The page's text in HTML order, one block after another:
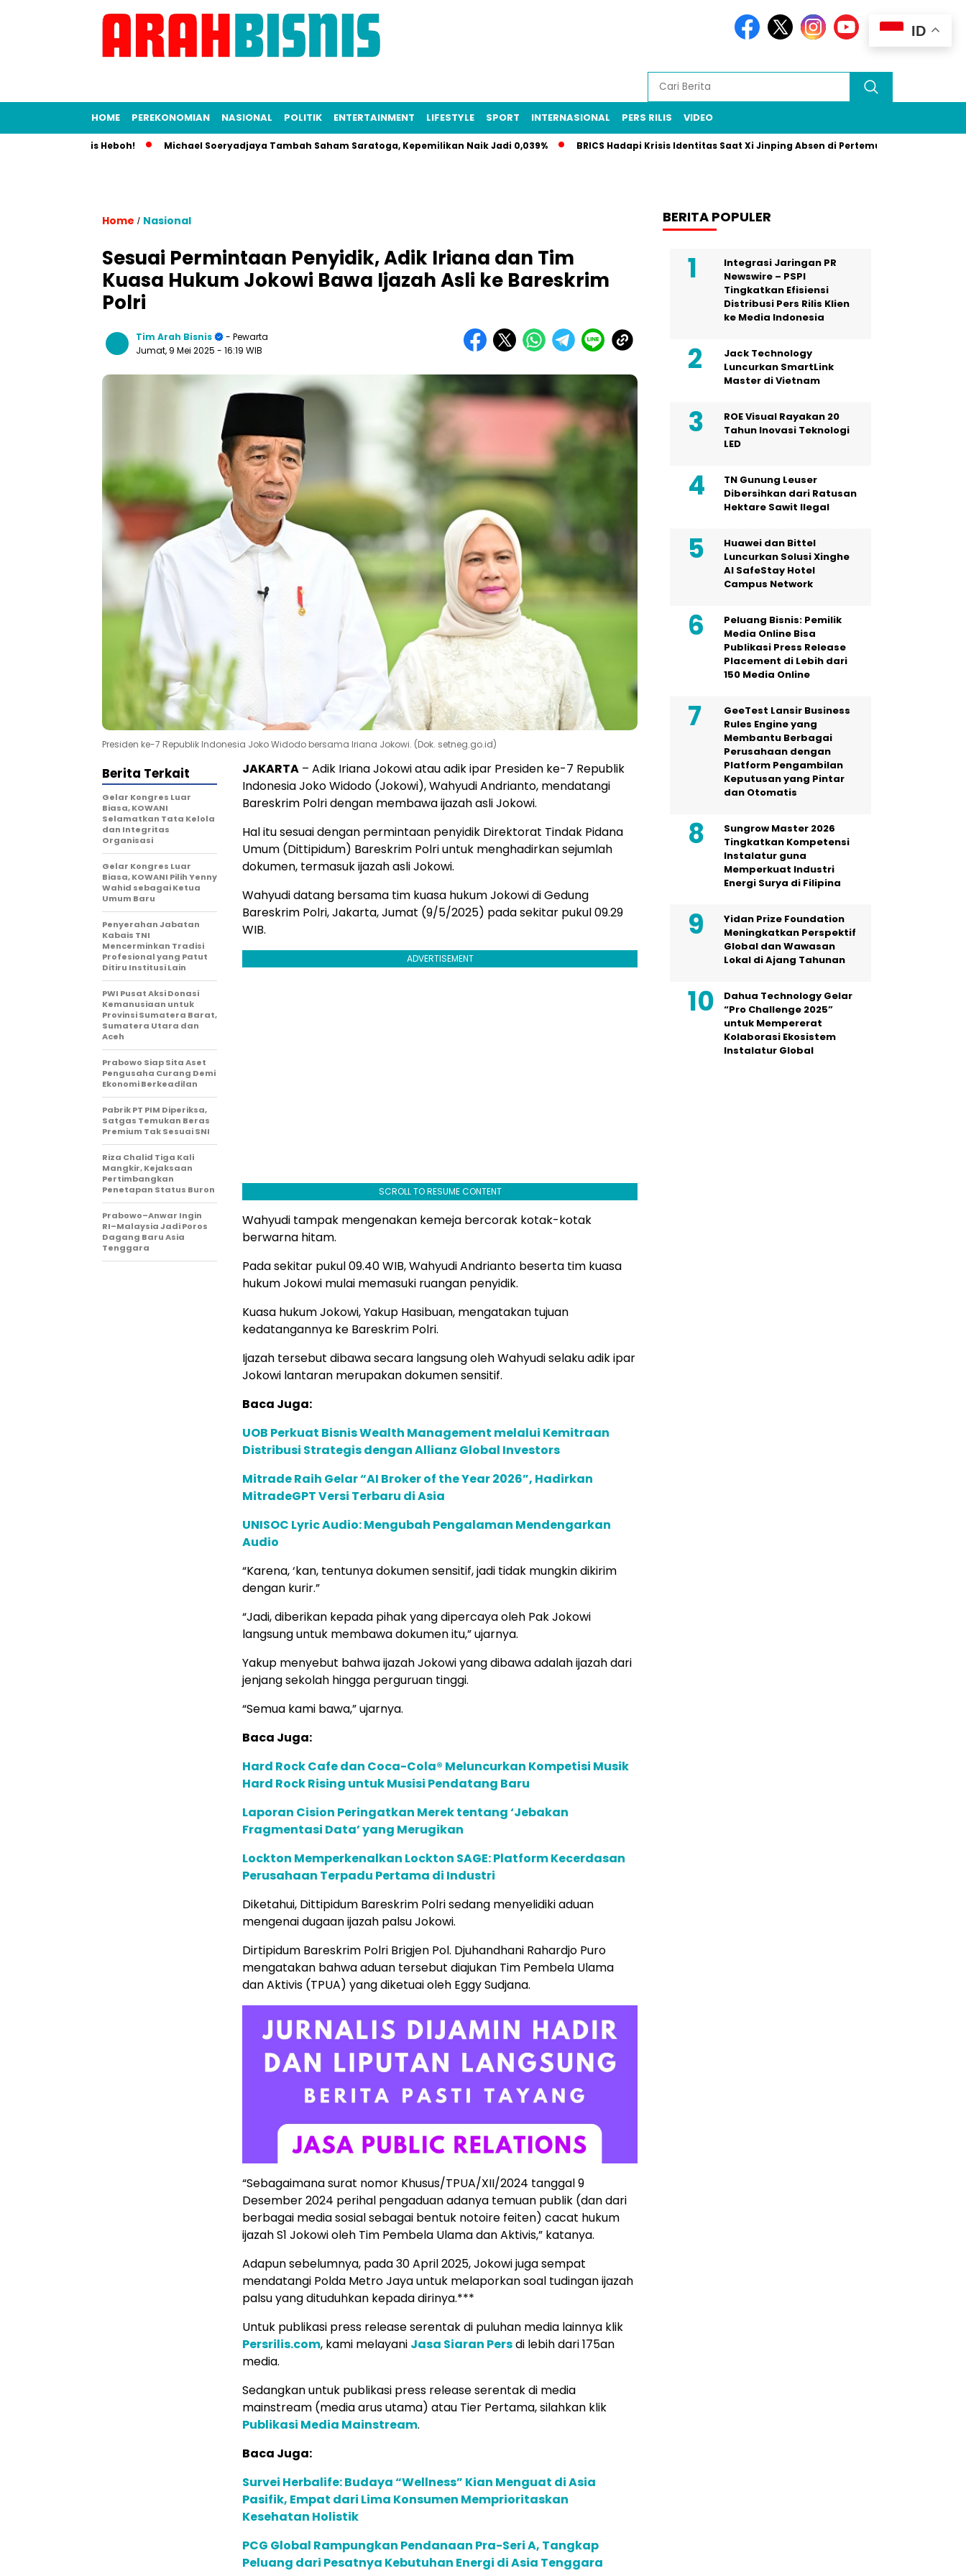
HOME PEREKONOMIAN NASIONAL POLITIK ENTERTAINMENT LIFESTYLE SPORT INTERNASIONAL PERS RILIS VIDEO
Bisnis Heboh! Michael Soeryadjaya Tambah Saham Saratoga, Kepemilikan Naik Jadi 0,039% BRICS Hadapi Krisis Identitas Saat Xi Jinping Absen di Pertemuan Puncak Rio
Home / Nasional
Sesuai Permintaan Penyidik, Adik Iriana dan Tim
Kuasa Hukum Jokowi Bawa Ijazah Asli ke Bareskrim
Polri
Tim Arah Bisnis
- Pewarta
Jumat, 9 Mei 2025 - 16:19 WIB
Presiden ke-7 Republik Indonesia Joko Widodo bersama Iriana Jokowi. (Dok. setneg.go.id)
JAKARTA – Adik Iriana Jokowi atau adik ipar Presiden ke-7 Republik
Indonesia Joko Widodo (Jokowi), Wahyudi Andrianto, mendatangi
Bareskrim Polri dengan membawa ijazah asli Jokowi.
Hal itu sesuai dengan permintaan penyidik Direktorat Tindak Pidana
Umum (Dittipidum) Bareskrim Polri untuk menghadirkan sejumlah
dokumen, termasuk ijazah asli Jokowi.
Wahyudi datang bersama tim kuasa hukum Jokowi di Gedung
Bareskrim Polri, Jakarta, Jumat (9/5/2025) pada sekitar pukul 09.29
WIB.
ADVERTISEMENT
SCROLL TO RESUME CONTENT
Wahyudi tampak mengenakan kemeja bercorak kotak-kotak
berwarna hitam.
Pada sekitar pukul 09.40 WIB, Wahyudi Andrianto beserta tim kuasa
hukum Jokowi mulai memasuki ruangan penyidik.
Kuasa hukum Jokowi, Yakup Hasibuan, mengatakan tujuan
kedatangannya ke Bareskrim Polri.
Ijazah tersebut dibawa secara langsung oleh Wahyudi selaku adik ipar
Jokowi lantaran merupakan dokumen sensitif.
Baca Juga:
UOB Perkuat Bisnis Wealth Management melalui Kemitraan
Distribusi Strategis dengan Allianz Global Investors
Mitrade Raih Gelar “AI Broker of the Year 2026”, Hadirkan
MitradeGPT Versi Terbaru di Asia
UNISOC Lyric Audio: Mengubah Pengalaman Mendengarkan
Audio
“Karena, ‘kan, tentunya dokumen sensitif, jadi tidak mungkin dikirim
dengan kurir.”
“Jadi, diberikan kepada pihak yang dipercaya oleh Pak Jokowi
langsung untuk membawa dokumen itu,” ujarnya.
Yakup menyebut bahwa ijazah Jokowi yang dibawa adalah ijazah dari
jenjang sekolah hingga perguruan tinggi.
“Semua kami bawa,” ujarnya.
Baca Juga:
Hard Rock Cafe dan Coca-Cola® Meluncurkan Kompetisi Musik
Hard Rock Rising untuk Musisi Pendatang Baru
Laporan Cision Peringatkan Merek tentang ‘Jebakan
Fragmentasi Data’ yang Merugikan
Lockton Memperkenalkan Lockton SAGE: Platform Kecerdasan
Perusahaan Terpadu Pertama di Industri
Diketahui, Dittipidum Bareskrim Polri sedang menyelidiki aduan
mengenai dugaan ijazah palsu Jokowi.
Dirtipidum Bareskrim Polri Brigjen Pol. Djuhandhani Rahardjo Puro
mengatakan bahwa aduan tersebut diajukan Tim Pembela Ulama
dan Aktivis (TPUA) yang diketuai oleh Eggy Sudjana.
“Sebagaimana surat nomor Khusus/TPUA/XII/2024 tanggal 9
Desember 2024 perihal pengaduan adanya temuan publik (dan dari
berbagai media sosial sebagai bentuk notoire feiten) cacat hukum
ijazah S1 Jokowi oleh Tim Pembela Ulama dan Aktivis,” katanya.
Adapun sebelumnya, pada 30 April 2025, Jokowi juga sempat
mendatangi Polda Metro Jaya untuk melaporkan soal tudingan ijazah
palsu yang dituduhkan kepada dirinya.***
Untuk publikasi press release serentak di puluhan media lainnya klik
Persrilis.com, kami melayani Jasa Siaran Persdi lebih dari 175an
media.
Sedangkan untuk publikasi press release serentak di media
mainstream (media arus utama) atau Tier Pertama, silahkan klik
Publikasi Media Mainstream.
Baca Juga:
Survei Herbalife: Budaya “Wellness” Kian Menguat di Asia
Pasifik, Empat dari Lima Konsumen Memprioritaskan
Kesehatan Holistik
PCG Global Rampungkan Pendanaan Pra-Seri A, Tangkap
Peluang dari Pesatnya Kebutuhan Energi di Asia Tenggara
Berita Terkait
Gelar Kongres Luar
Biasa, KOWANI
Selamatkan Tata Kelola
dan Integritas
Organisasi
Gelar Kongres Luar
Biasa, KOWANI Pilih Yenny
Wahid sebagai Ketua
Umum Baru
Penyerahan Jabatan
Kabais TNI
Mencerminkan Tradisi
Profesional yang Patut
Ditiru Institusi Lain
PWI Pusat Aksi Donasi
Kemanusiaan untuk
Provinsi Sumatera Barat,
Sumatera Utara dan
Aceh
Prabowo Siap Sita Aset
Pengusaha Curang Demi
Ekonomi Berkeadilan
Pabrik PT PIM Diperiksa,
Satgas Temukan Beras
Premium Tak Sesuai SNI
Riza Chalid Tiga Kali
Mangkir, Kejaksaan
Pertimbangkan
Penetapan Status Buron
Prabowo–Anwar Ingin
RI–Malaysia Jadi Poros
Dagang Baru Asia
Tenggara
BERITA POPULER
Integrasi Jaringan PR
Newswire – PSPI
Tingkatkan Efisiensi
Distribusi Pers Rilis Klien
ke Media Indonesia
Jack Technology
Luncurkan SmartLink
Master di Vietnam
ROE Visual Rayakan 20
Tahun Inovasi Teknologi
LED
TN Gunung Leuser
Dibersihkan dari Ratusan
Hektare Sawit Ilegal
Huawei dan Bittel
Luncurkan Solusi Xinghe
Al SafeStay Hotel
Campus Network
Peluang Bisnis: Pemilik
Media Online Bisa
Publikasi Press Release
Placement di Lebih dari
150 Media Online
GeeTest Lansir Business
Rules Engine yang
Membantu Berbagai
Perusahaan dengan
Platform Pengambilan
Keputusan yang Pintar
dan Otomatis
Sungrow Master 2026
Tingkatkan Kompetensi
Instalatur guna
Memperkuat Industri
Energi Surya di Filipina
Yidan Prize Foundation
Meningkatkan Perspektif
Global dan Wawasan
Lokal di Ajang Tahunan
Dahua Technology Gelar
“Pro Challenge 2025”
untuk Mempererat
Kolaborasi Ekosistem
Instalatur Global
ID